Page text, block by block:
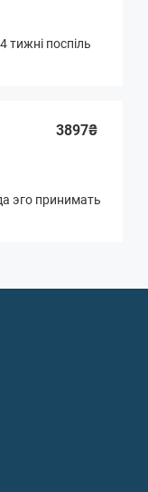
поспіль
3897₴
эго принимать